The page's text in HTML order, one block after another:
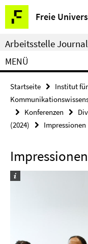
Springe
direkt
zu
Inhalt
Freie
Service-
Navigation
Arbeitsstelle
MENÜ
Startseite
Institut
Konferenzen
(2024)
Impressionen
Impressionen